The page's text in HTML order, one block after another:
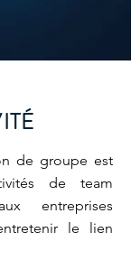
de groupe est
de team
entreprises
le lien